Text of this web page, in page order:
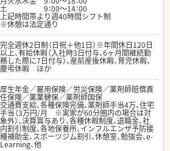
土 9：00～14：00
上記時間帯より週40時間シフト制
※休憩は法定通り
完全週休2日制（日祝＋他1日）※年間休日120日
以上、有給休暇（入社時3日付与、6ヶ月間継続勤
務した際に7日付与）、産前産後休暇、育児休暇、
慶弔休暇 ほか
厚生年金／雇用保険／労災保険／薬剤師賠償責
任保険／薬業健保／薬剤師国保
交通費支給、各種保険完備、薬剤師手当4万、住宅
手当（3万円/月 ※実家が60分圏内の場合は対
象外）、決算賞与あり、各種休暇制度、退職金、社
内割引制度、各地保養所、インフルエンザ予防接
種補助金、スポーツジム割引、休憩室、勉強会、e-
Learning、他